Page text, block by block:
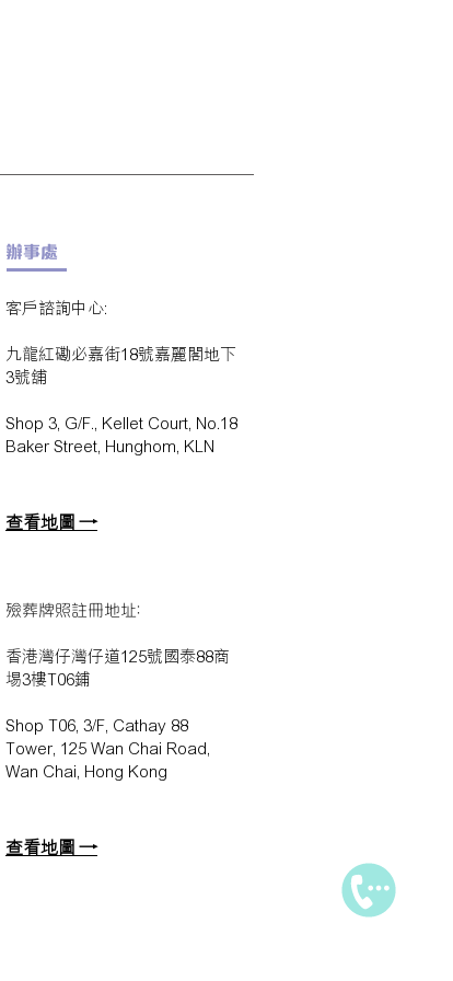
辦事處
客戶諮詢中心:
九龍紅磡必嘉街18號嘉麗閣地下
3號舖
Shop 3, G/F., Kellet Court, No.18
Baker Street, Hunghom, KLN
查看地圖 →
殮葬牌照註冊地址:
香港灣仔灣仔道125號國泰88商
埸3樓T06鋪
Shop T06, 3/F, Cathay 88
Tower, 125 Wan Chai Road,
Wan Chai, Hong Kong
查看地圖 →